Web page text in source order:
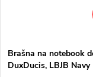
Brašna na notebook
DuxDucis, LBJB Navy